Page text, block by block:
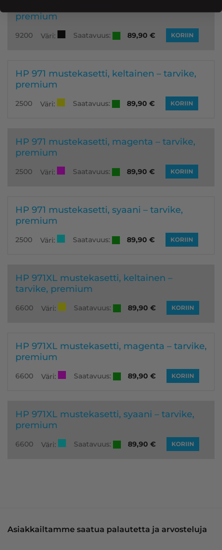
premium
9200 Väri: Saatavuus: 89,90 € KORIIN
HP 971 mustekasetti, keltainen – tarvike,
premium
2500 Väri: Saatavuus: 89,90 € KORIIN
HP 971 mustekasetti, magenta – tarvike,
premium
2500 Väri: Saatavuus: 89,90 € KORIIN
HP 971 mustekasetti, syaani – tarvike,
premium
2500 Väri: Saatavuus: 89,90 € KORIIN
HP 971XL mustekasetti, keltainen –
tarvike, premium
6600 Väri: Saatavuus: 89,90 € KORIIN
HP 971XL mustekasetti, magenta – tarvike,
premium
6600 Väri: Saatavuus: 89,90 € KORIIN
HP 971XL mustekasetti, syaani – tarvike,
premium
6600 Väri: Saatavuus: 89,90 € KORIIN
Asiakkailtamme saatua palautetta ja arvosteluja